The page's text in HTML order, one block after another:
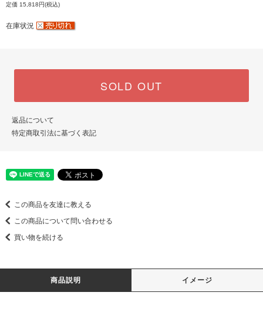
定価 15,818円(税込)
在庫状況
SOLD OUT
返品について
特定商取引法に基づく表記
この商品を友達に教える
この商品について問い合わせる
買い物を続ける
商品説明 イメージ